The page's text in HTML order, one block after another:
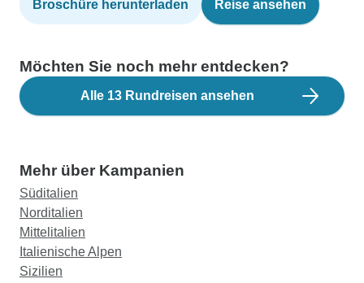
Broschüre herunterladen Reise ansehen
Möchten Sie noch mehr entdecken?
Alle 13 Rundreisen ansehen
Mehr über Kampanien
Süditalien
Norditalien
Mittelitalien
Italienische Alpen
Sizilien